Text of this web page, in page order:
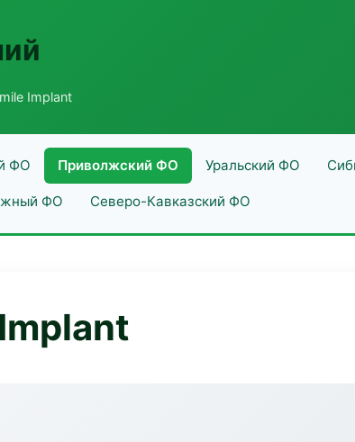
Implant
ФО Приволжский ФО Уральский ФО
ФО Северо-Кавказский ФО